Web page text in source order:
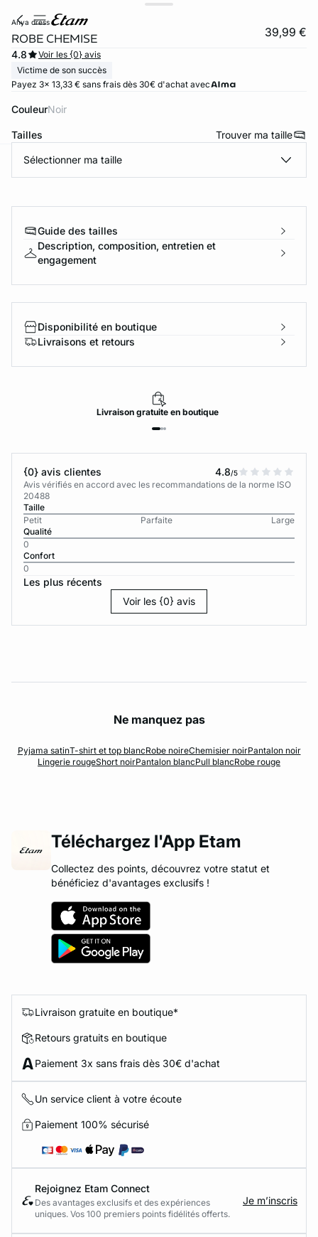
anya dress
ROBE CHEMISE 39,99 €
4.8
Voir les {0} avis
Victime de son succès
Payez 3x 13,33 € sans frais dès 30€ d'achat avec
Couleur noir
Tailles Trouver ma taille
Sélectionner ma taille
Guide des tailles
Description, composition, entretien et
engagement
Disponibilité en boutique
Livraisons et retours
Livraisongratuiteen boutique
{0} avis clientes 4.8/5
Avis vérifiés en accord avec les recommandations de la norme ISO
20488
Taille
Petit
Parfaite
Large
Qualité
0
Confort
0
Les plus récents
Voir les {0} avis
Ne manquez pas
Pyjama satinT-shirt et top blancRobe noireChemisier noirPantalon noir
Lingerie rougeShort noirPantalon blancPull blancRobe rouge
Téléchargez l'App Etam
Collectez des points, découvrez votre statut et
bénéficiez d'avantages exclusifs !
Livraison gratuite en boutique*
Retours gratuits en boutique
Paiement 3x sans frais dès 30€ d'achat
Un service client à votre écoute
Paiement 100% sécurisé
Rejoignez Etam Connect
Des avantages exclusifs et des expériences
uniques. Vos 100 premiers points fidélités offerts.
Je m’inscris